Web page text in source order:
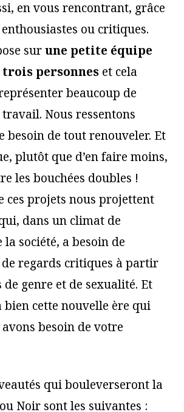
en vous rencontrant, grâce
ou critiques.
surune petite équipe
trois personnes et cela
beaucoup de
Nous ressentons
besoin de tout renouveler. Et
plutôt que d’en faire moins,
les bouchées doubles !
ces projets nous projettent
dans un climat de
société, a besoin de
de regards critiques à partir
de genre et de sexualité. Et
cette nouvelle ère qui
avons besoin de votre
qui bouleverseront la
Noir sont les suivantes :